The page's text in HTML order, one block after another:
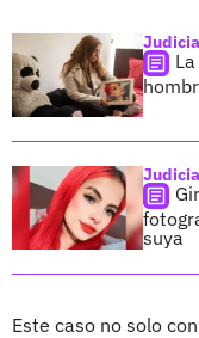
suya
Este caso no solo